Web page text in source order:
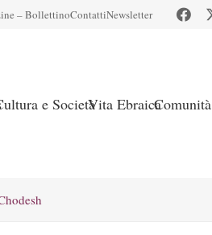
– BollettinoContattiNewsletter
e SocietàVita EbraicaComunità